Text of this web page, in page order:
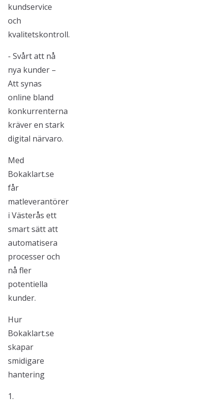
kundservice
och
kvalitetskontroll.
- Svårt att nå
nya kunder –
Att synas
online bland
konkurrenterna
kräver en stark
digital närvaro.
Med
Bokaklart.se
får
matleverantörer
i Västerås ett
smart sätt att
automatisera
processer och
nå fler
potentiella
kunder.
Hur
Bokaklart.se
skapar
smidigare
hantering
1.